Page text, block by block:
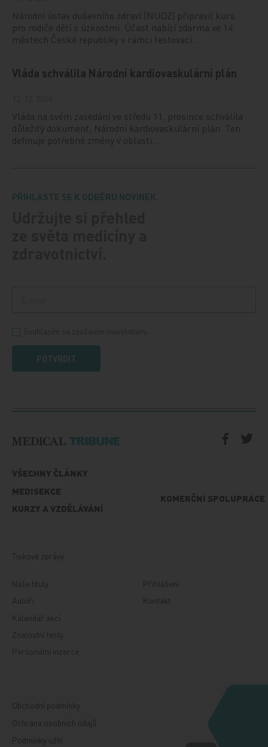
Národní ústav duševního zdraví (NUDZ) připravil kurs
pro rodiče dětí s úzkostmi. Účast nabízí zdarma ve 14
městech České republiky v rámci testovací…
Vláda schválila Národní kardiovaskulární plán
Vláda na svém zasedání ve středu 11. prosince schválila
důležitý dokument, Národní kardiovaskulární plán. Ten
definuje potřebné změny v oblasti…
PŘIHLASTE SE K ODBĚRU NOVINEK.
POTVRDIT
VŠECHNY ČLÁNKY
MEDISEKCE
KURZY A VZDĚLÁVÁNÍ
KOMERČNÍ SPOLUPRÁCE
Tiskové zprávy
Naše tituly
Autoři
Kalendář akcí
Znalostní testy
Personální inzerce
Přihlášení
Kontakt
Obchodní podmínky
Ochrana osobních údajů
Podmínky užití